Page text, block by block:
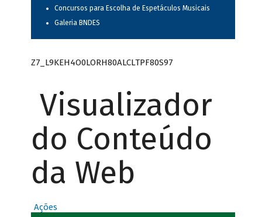
Concursos para Escolha de Espetáculos Musicais
Galeria BNDES
Z7_L9KEH4O0LORH80ALCLTPF80S97
Visualizador
do Conteúdo
da Web
Ações